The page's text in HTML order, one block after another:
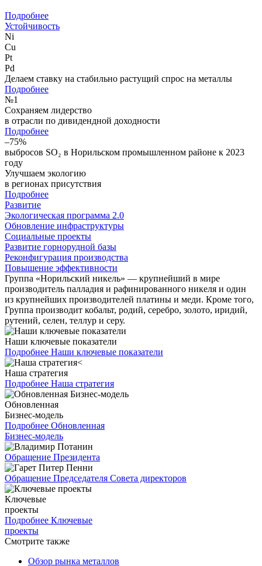
Подробнее
Устойчивость
Ni
Cu
Pt
Pd
Делаем ставку на стабильно растущий спрос на металлы
Подробнее
№1
Сохраняем лидерство
в отрасли по дивидендной доходности
Подробнее
–75%
выбросов SO₂ в Норильском промышленном районе к 2023
году
Улучшаем экологию
в регионах присутствия
Подробнее
Развитие
Экологическая программа 2.0
Обновление инфраструктуры
Социальные проекты
Развитие горнорудной базы
Реконфигурация производства
Повышение эффективности
Группа «Норильский никель» — крупнейший в мире
производитель палладия и рафинированного никеля и один
из крупнейших производителей платины и меди. Кроме того,
Группа производит кобальт, родий, серебро, золото, иридий,
рутений, селен, теллур и серу.
Наши ключевые показатели
Подробнее Наши ключевые показатели
Наша стратегия
Подробнее Наша стратегия
Обновленная
Бизнес-модель
Подробнее Обновленная
Бизнес-модель
Обращение Президента
Обращение Председателя Совета директоров
Ключевые
проекты
Подробнее Ключевые
проекты
Смотрите также
Обзор рынка металлов